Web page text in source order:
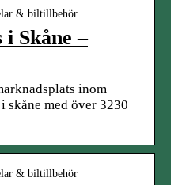
& biltillbehör
Skåne –
inom
skåne med över 3230
& biltillbehör